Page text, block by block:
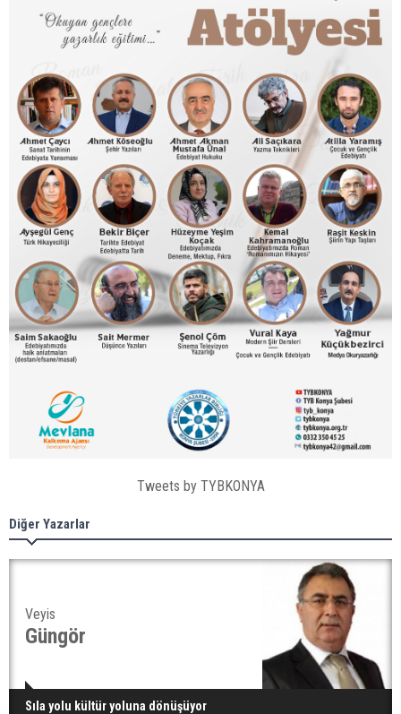
Tweets by TYBKONYA
Diğer Yazarlar
Veyis
Güngör
Sıla yolu kültür yoluna dönüşüyor